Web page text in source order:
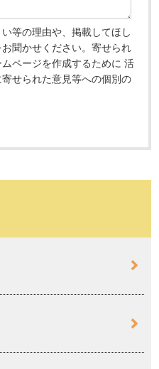
等の理由や、掲載してほし
聞かせください。寄せられ
ページを作成するために 活
せられた意見等への個別の